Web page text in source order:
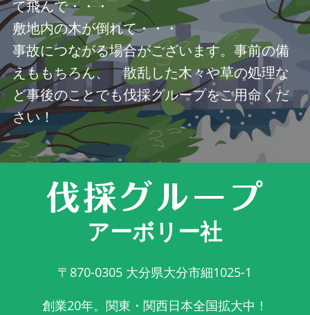
て飛んで・・・
敷地内の木が倒れて・・・
事故につながる場合がございます。事前の備
えももちろん、 散乱した木々や草の処理な
ど事後のことでも伐採グループをご用命くだ
さい！
アーボリー社
〒870-0305 大分県大分市細1025-1
創業20年。関東・関西日本全国拡大中！